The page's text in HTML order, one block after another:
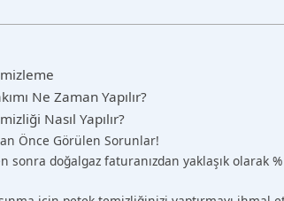
Ne Zaman Yapılır?
Nasıl Yapılır?
Önce Görülen Sorunlar!
sonra doğalgaz faturanızdan yaklaşık olarak